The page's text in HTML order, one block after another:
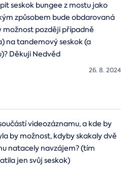
seskok bungee z mostu jako
způsobem bude obdarovaná
možnost později případně
na tandemový seskok (a
Děkuji Nedvěd
26. 8. 2024
videozáznamu, a kde by
by možnost, kdyby skakaly dvě
natacely navzájem? (tím
jen svůj seskok)